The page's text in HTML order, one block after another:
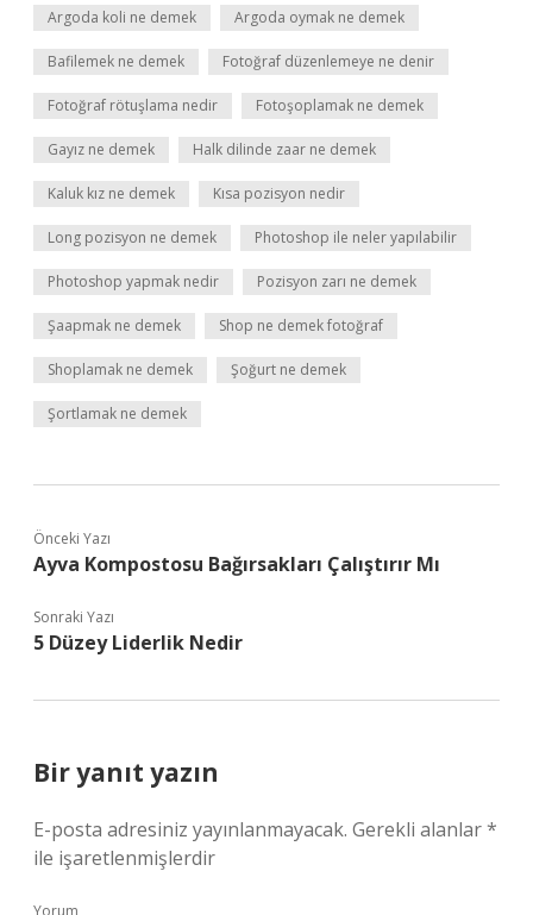
Argoda koli ne demek Argoda oymak ne demek
Bafilemek ne demek Fotoğraf düzenlemeye ne denir
Fotoğraf rötuşlama nedir Fotoşoplamak ne demek
Gayız ne demek Halk dilinde zaar ne demek
Kaluk kız ne demek Kısa pozisyon nedir
Long pozisyon ne demek Photoshop ile neler yapılabilir
Photoshop yapmak nedir Pozisyon zarı ne demek
Şaapmak ne demek Shop ne demek fotoğraf
Shoplamak ne demek Şoğurt ne demek
Şortlamak ne demek
Önceki Yazı
Ayva Kompostosu Bağırsakları Çalıştırır Mı
Sonraki Yazı
5 Düzey Liderlik Nedir
Bir yanıt yazın
E-posta adresiniz yayınlanmayacak. Gerekli alanlar*
ile işaretlenmişlerdir
Yorum